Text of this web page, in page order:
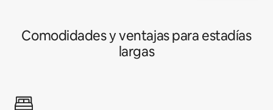
Comodidades y ventajas para estadías
largas